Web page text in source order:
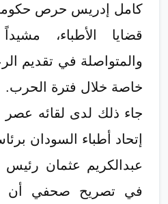
كامل إدريس حرص
قضايا الأطباء،
والمتواصلة في تقديم
خاصة خلال فترة الحرب.
جاء ذلك لدى لقائه عصر
إتحاد أطباء السودان
عبدالكريم عثمان رئيس
في تصريح صحفي أن